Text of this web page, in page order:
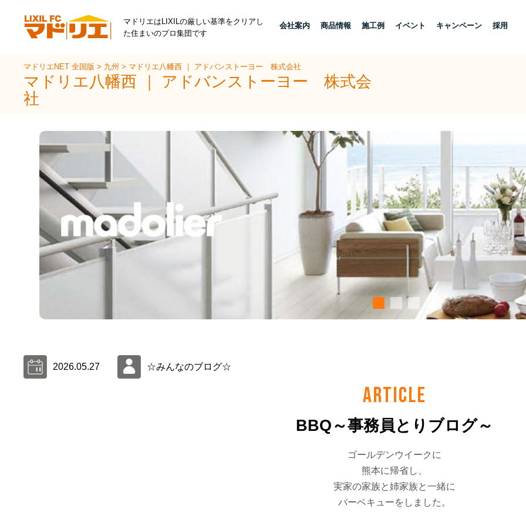
マドリエはLIXILの厳しい基準をクリアし
た住まいのプロ集団です
会社案内 商品情報 施工例 イベント キャンペーン 採用
マドリエNET 全国版> 九州> マドリエ八幡西 ｜ アドバンストーヨー 株式会社
マドリエ八幡西 ｜ アドバンストーヨー 株式会
社
2026.05.27 ☆みんなのブログ☆
ARTICLE
BBQ～事務員とりブログ～